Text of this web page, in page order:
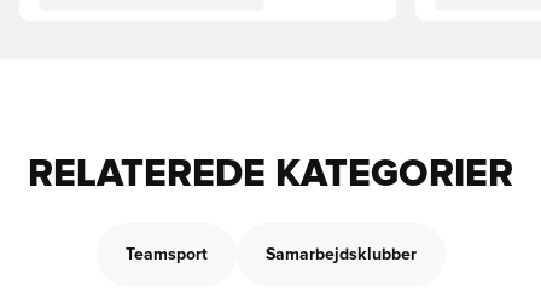
RELATEREDE KATEGORIER
Teamsport Samarbejdsklubber